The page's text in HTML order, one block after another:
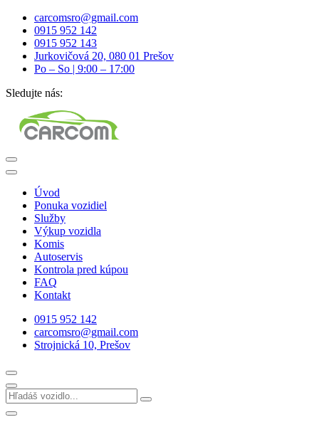
carcomsro@gmail.com
0915 952 142
0915 952 143
Jurkovičová 20, 080 01 Prešov
Po – So | 9:00 – 17:00
Sledujte nás:
Úvod
Ponuka vozidiel
Služby
Výkup vozidla
Komis
Autoservis
Kontrola pred kúpou
FAQ
Kontakt
0915 952 142
carcomsro@gmail.com
Strojnická 10, Prešov